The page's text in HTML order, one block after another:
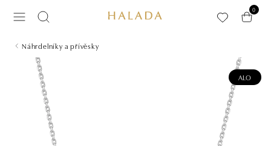
0
Náhrdelníky a přívěsky
ALO